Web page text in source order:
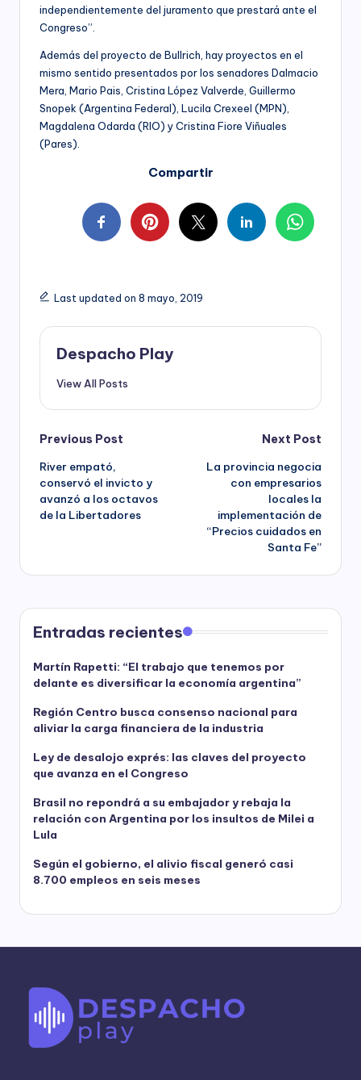
independientemente del juramento que prestará ante el
Congreso”.
Además del proyecto de Bullrich, hay proyectos en el
mismo sentido presentados por los senadores Dalmacio
Mera, Mario Pais, Cristina López Valverde, Guillermo
Snopek (Argentina Federal), Lucila Crexeel (MPN),
Magdalena Odarda (RIO) y Cristina Fiore Viñuales
(Pares).
Compartir
Last updated on 8 mayo, 2019
Despacho Play
View All Posts
Post
navigation
Previous Post
River empató,
conservó el invicto y
avanzó a los octavos
de la Libertadores
Next Post
La provincia negocia
con empresarios
locales la
implementación de
“Precios cuidados en
Santa Fe”
Entradas recientes
Martín Rapetti: “El trabajo que tenemos por
delante es diversificar la economía argentina”
Región Centro busca consenso nacional para
aliviar la carga financiera de la industria
Ley de desalojo exprés: las claves del proyecto
que avanza en el Congreso
Brasil no repondrá a su embajador y rebaja la
relación con Argentina por los insultos de Milei a
Lula
Según el gobierno, el alivio fiscal generó casi
8.700 empleos en seis meses